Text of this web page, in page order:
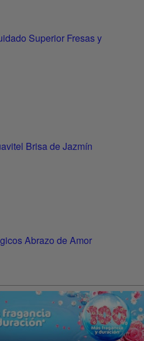
Superior Fresas y
Brisa de Jazmín
Abrazo de Amor